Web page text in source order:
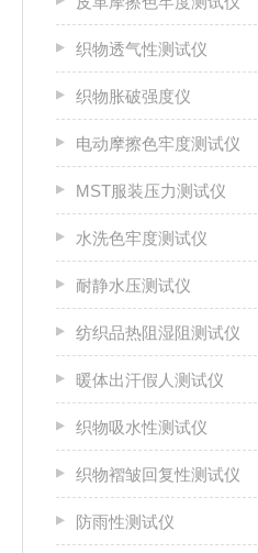
织物透气性测试仪
织物胀破强度仪
电动摩擦色牢度测试仪
MST服装压力测试仪
水洗色牢度测试仪
耐静水压测试仪
纺织品热阻湿阻测试仪
暖体出汗假人测试仪
织物吸水性测试仪
织物褶皱回复性测试仪
防雨性测试仪